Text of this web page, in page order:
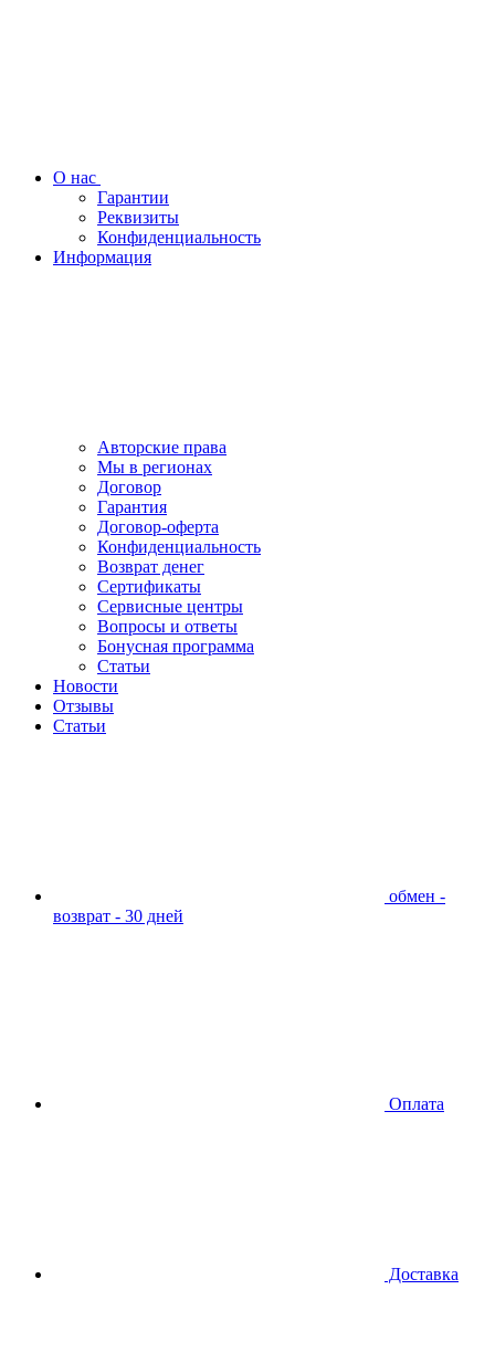
О нас
Гарантии
Реквизиты
Конфиденциальность
Информация
Авторские права
Мы в регионах
Договор
Гарантия
Договор-оферта
Конфиденциальность
Возврат денег
Сертификаты
Сервисные центры
Вопросы и ответы
Бонусная программа
Статьи
Новости
Отзывы
Статьи
обмен -
возврат - 30 дней
Оплата
Доставка